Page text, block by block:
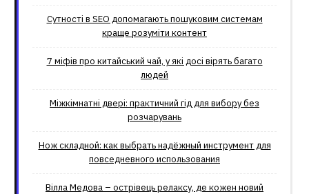
Сутності в SEO допомагають пошуковим системам
краще розуміти контент
7 міфів про китайський чай, у які досі вірять багато
людей
Міжкімнатні двері: практичний гід для вибору без
розчарувань
Нож складной: как выбрать надёжный инструмент для
повседневного использования
Вілла Медова – острівець релаксу, де кожен новий